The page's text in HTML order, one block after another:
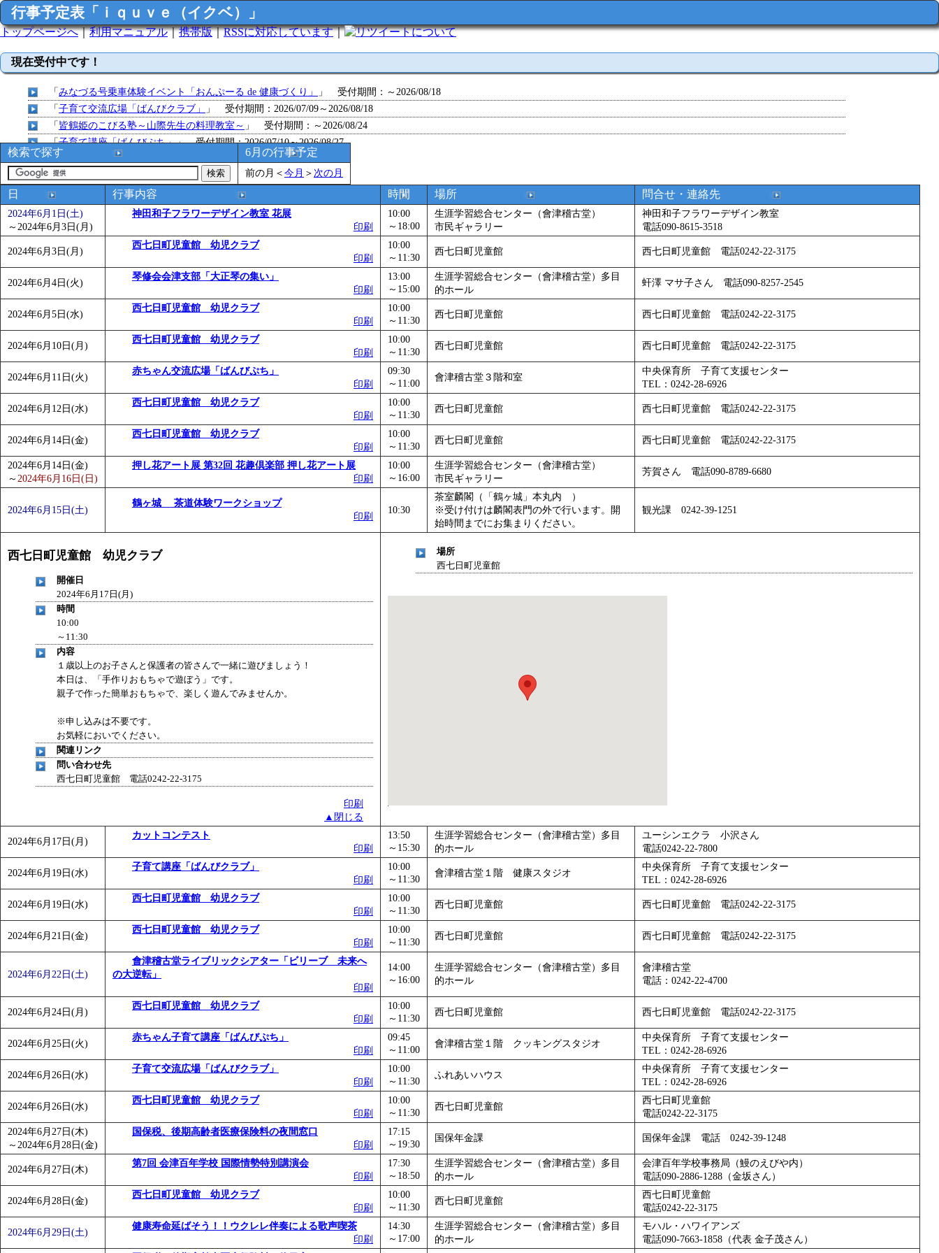
行事予定表「ｉｑｕｖｅ（イクベ）」
トップページへ｜利用マニュアル｜携帯版｜RSSに対応しています｜ について
現在受付中です！
「みなづる号乗車体験イベント「おんぷーる de 健康づくり」
」 受付期間：～2026/08/18
「子育て交流広場「ばんびクラブ」
」 受付期間：2026/07/09～2026/08/18
「皆鶴姫のこびる塾～山際先生の料理教室～ 」 受付期間：～2026/08/24
「子育て講座「ばんびぷち」」 受付期間：2026/07/10～2026/08/27
「 子育て交流広場「ばんびクラブ」
」 受付期間：2026/07/13～2026/08/28
「子育て交流広場「ばんびクラブ」
」 受付期間：2026/08/10～2026/09/01
「
赤ちゃん子育て講座「ばんびぷち」
」 受付期間：2026/08/10～2026/09/07
「赤ちゃん子育て講座「ばんびぷち」」 受付期間：2026/08/10～2026/09/11
「まだまだ暑い！コミプの夏！！第11回 水中レクリエーション 障害物競争でお土産をゲットせよ！ 」 受付期間：～2026/09/13
皆鶴姫のこびる塾～山際先生の料理教室～」 受付期間：～2026/09/14
「子育て交流広場「ばんびクラブ」
」 受付期間：2026/08/10～2026/09/15
「赤ちゃん交流広場「ばんびぷち」 」 受付期間：2026/08/10～2026/09/28
」 受付期間：～2026/09/29
「堂島地区歴史ウオークの参加者を募集します」 受付期間：～2026/09/30
」 受付期間：～2026/11/05
「皆鶴姫のこびる塾～山際先生の料理教室～」 受付期間：～2026/11/30
「みなづる号乗車体験イベント「おんぷーる de 健康づくり」」 受付期間：～2026/12/03
検索で探す 6月の行事予定
前の月 ＜今月 ＞ 次の月
日 行事内容 時間 場所 問合せ・連絡先
2024年6月1日(土)
～ 2024年6月3日(月)
神田和子フラワーデザイン教室 花展
印刷
10:00
～18:00
生涯学習総合センター（會津稽古堂）
市民ギャラリー
神田和子フラワーデザイン教室
電話090-8615-3518
2024年6月3日(月)
西七日町児童館 幼児クラブ
印刷
10:00
～11:30
西七日町児童館 西七日町児童館 電話0242-22-3175
2024年6月4日(火)
琴修会会津支部「大正琴の集い」
印刷
13:00
～15:00
生涯学習総合センター（會津稽古堂）多目
的ホール
虷澤 マサ子さん 電話090-8257-2545
2024年6月5日(水)
西七日町児童館 幼児クラブ
印刷
10:00
～11:30
西七日町児童館 西七日町児童館 電話0242-22-3175
2024年6月10日(月)
西七日町児童館 幼児クラブ
印刷
10:00
～11:30
西七日町児童館 西七日町児童館 電話0242-22-3175
2024年6月11日(火)
赤ちゃん交流広場「ばんびぷち」
印刷
09:30
～11:00
會津稽古堂３階和室
中央保育所 子育て支援センター
TEL：0242-28-6926
2024年6月12日(水)
西七日町児童館 幼児クラブ
印刷
10:00
～11:30
西七日町児童館 西七日町児童館 電話0242-22-3175
2024年6月14日(金)
西七日町児童館 幼児クラブ
印刷
10:00
～11:30
西七日町児童館 西七日町児童館 電話0242-22-3175
2024年6月14日(金)
～ 2024年6月16日(日)
押し花アート展 第32回 花趣倶楽部 押し花アート展
印刷
10:00
～16:00
生涯学習総合センター（會津稽古堂）
市民ギャラリー
芳賀さん 電話090-8789-6680
2024年6月15日(土)
鶴ヶ城 茶道体験ワークショップ
印刷
10:30
茶室麟閣（「鶴ヶ城」本丸内 ）
※受け付けは麟閣表門の外で行います。開
始時間までにお集まりください。
観光課 0242-39-1251
西七日町児童館 幼児クラブ
開催日
2024年6月17日(月)
時間
10:00
～11:30
内容
１歳以上のお子さんと保護者の皆さんで一緒に遊びましょう！
本日は、「手作りおもちゃで遊ぼう」です。
親子で作った簡単おもちゃで、楽しく遊んでみませんか。
※申し込みは不要です。
お気軽においでください。
関連リンク
問い合わせ先
西七日町児童館 電話0242-22-3175
印刷
▲閉じる
場所
西七日町児童館
2024年6月17日(月)
カットコンテスト
印刷
13:50
～15:30
生涯学習総合センター（會津稽古堂）多目
的ホール
ユーシンエクラ 小沢さん
電話0242-22-7800
2024年6月19日(水)
子育て講座「ばんびクラブ」
印刷
10:00
～11:30
會津稽古堂１階 健康スタジオ
中央保育所 子育て支援センター
TEL：0242-28-6926
2024年6月19日(水)
西七日町児童館 幼児クラブ
印刷
10:00
～11:30
西七日町児童館 西七日町児童館 電話0242-22-3175
2024年6月21日(金)
西七日町児童館 幼児クラブ
印刷
10:00
～11:30
西七日町児童館 西七日町児童館 電話0242-22-3175
2024年6月22日(土)
會津稽古堂ライブリックシアター「ビリーブ 未来へ
の大逆転」
印刷
14:00
～16:00
生涯学習総合センター（會津稽古堂）多目
的ホール
會津稽古堂
電話：0242-22-4700
2024年6月24日(月)
西七日町児童館 幼児クラブ
印刷
10:00
～11:30
西七日町児童館 西七日町児童館 電話0242-22-3175
2024年6月25日(火)
赤ちゃん子育て講座「ばんびぷち」
印刷
09:45
～11:00
會津稽古堂１階 クッキングスタジオ
中央保育所 子育て支援センター
TEL：0242-28-6926
2024年6月26日(水)
子育て交流広場「ばんびクラブ」
印刷
10:00
～11:30
ふれあいハウス
中央保育所 子育て支援センター
TEL：0242-28-6926
2024年6月26日(水)
西七日町児童館 幼児クラブ
印刷
10:00
～11:30
西七日町児童館
西七日町児童館
電話0242-22-3175
2024年6月27日(木)
～ 2024年6月28日(金)
国保税、後期高齢者医療保険料の夜間窓口
印刷
17:15
～19:30
国保年金課 国保年金課 電話 0242-39-1248
2024年6月27日(木)
第7回 会津百年学校 国際情勢特別講演会
印刷
17:30
～18:50
生涯学習総合センター（會津稽古堂）多目
的ホール
会津百年学校事務局（鰻のえびや内）
電話090-2886-1288（金坂さん）
2024年6月28日(金)
西七日町児童館 幼児クラブ
印刷
10:00
～11:30
西七日町児童館
西七日町児童館
電話0242-22-3175
2024年6月29日(土)
健康寿命延ばそう！！ウクレレ伴奏による歌声喫茶
印刷
14:30
～17:00
生涯学習総合センター（會津稽古堂）多目
的ホール
モハル・ハワイアンズ
電話090-7663-1858（代表 金子茂さん）